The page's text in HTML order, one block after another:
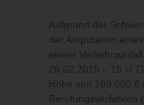
Aufgrund der
der Amputation
einem
26.02.2015 – 15 U
Höhe von 100.000 €
Berufungsverfahren